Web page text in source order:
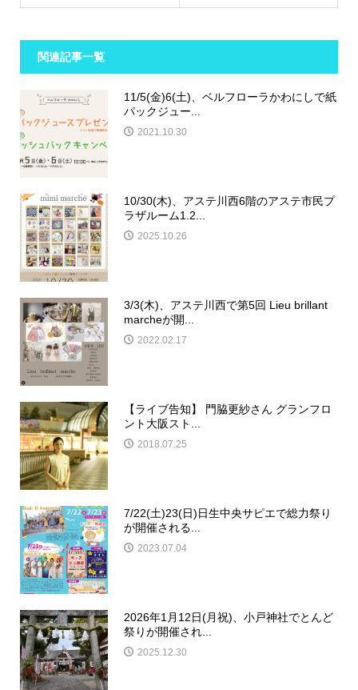
関連記事一覧
11/5(金)6(土)、ベルフローラかわにしで紙
パックジュー...
2021.10.30
10/30(木)、アステ川西6階のアステ市民プ
ラザルーム1.2...
2025.10.26
3/3(木)、アステ川西で第5回 Lieu brillant
marcheが開...
2022.02.17
【ライブ告知】 門脇更紗さん グランフロ
ント大阪スト...
2018.07.25
7/22(土)23(日)日生中央サピエで総力祭り
が開催される...
2023.07.04
2026年1月12日(月祝)、小戸神社でとんど
祭りが開催され...
2025.12.30